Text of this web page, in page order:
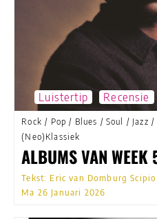
Luistertip Recensie
Rock / Pop / Blues / Soul / Jazz /
(Neo)Klassiek
ALBUMS VAN WEEK
Tekst: Eric van Domburg Scipio
Ma 26 Januari 2026